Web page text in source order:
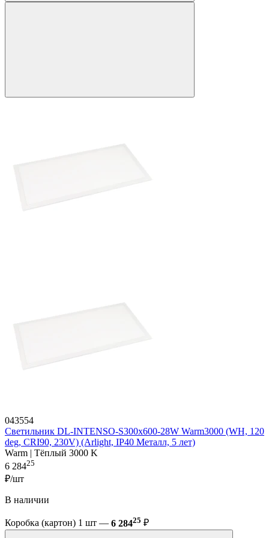
043554
Светильник DL-INTENSO-S300x600-28W Warm3000 (WH, 120
deg, CRI90, 230V) (Arlight, IP40 Металл, 5 лет)
Warm | Тёплый 3000 K
6 28425
₽/шт
В наличии
Коробка (картон) 1 шт — 6 28425 ₽